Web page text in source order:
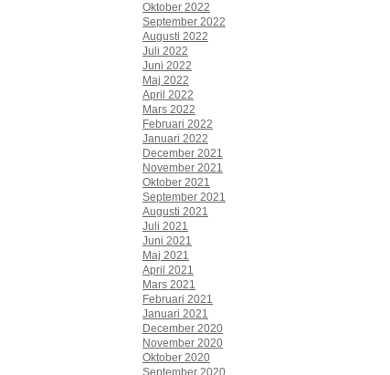
Oktober 2022
September 2022
Augusti 2022
Juli 2022
Juni 2022
Maj 2022
April 2022
Mars 2022
Februari 2022
Januari 2022
December 2021
November 2021
Oktober 2021
September 2021
Augusti 2021
Juli 2021
Juni 2021
Maj 2021
April 2021
Mars 2021
Februari 2021
Januari 2021
December 2020
November 2020
Oktober 2020